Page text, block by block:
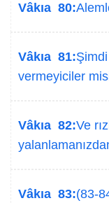
Vâkıa 80:
Vâkıa 81:
vermeyiciler
Vâkıa 82:Ve
Vâkıa 83:(83-